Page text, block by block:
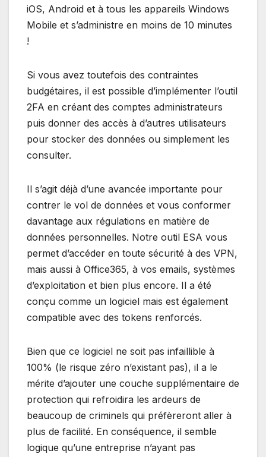
iOS, Android et à tous les appareils Windows
Mobile et s’administre en moins de 10 minutes
!
Si vous avez toutefois des contraintes
budgétaires, il est possible d’implémenter l’outil
2FA en créant des comptes administrateurs
puis donner des accès à d’autres utilisateurs
pour stocker des données ou simplement les
consulter.
Il s’agit déjà d’une avancée importante pour
contrer le vol de données et vous conformer
davantage aux régulations en matière de
données personnelles. Notre outil ESA vous
permet d’accéder en toute sécurité à des VPN,
mais aussi à Office365, à vos emails, systèmes
d’exploitation et bien plus encore. Il a été
conçu comme un logiciel mais est également
compatible avec des tokens renforcés.
Bien que ce logiciel ne soit pas infaillible à
100% (le risque zéro n’existant pas), il a le
mérite d’ajouter une couche supplémentaire de
protection qui refroidira les ardeurs de
beaucoup de criminels qui préfèreront aller à
plus de facilité. En conséquence, il semble
logique qu’une entreprise n’ayant pas